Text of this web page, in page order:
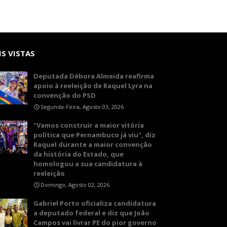
VISTAS
Deputada Débora Almeida reafirma
apoio à reeleição de Raquel Lyra na
convenção do PSD
Segunda-Feira, Agosto 03, 2026
"Vamos construir a maior vitória
política que Pernambuco já viu", diz
Raquel durante a maior convenção
da história do Estado, que
homologou a sua candidatura à
reeleição
Domingo, Agosto 02, 2026
Gabriel Porto oficializa candidatura
a deputado federal e diz que João
Campos vai livrar PE do pior governo